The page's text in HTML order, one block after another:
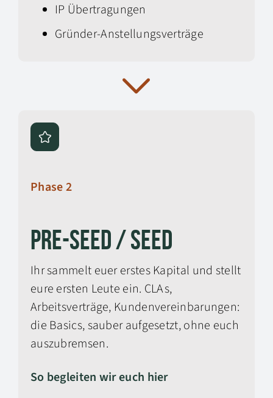
IP Übertragungen
Gründer-Anstellungsverträge
Phase 2
Pre-Seed / Seed
Ihr sammelt euer erstes Kapital und stellt
eure ersten Leute ein. CLAs,
Arbeitsverträge, Kundenvereinbarungen:
die Basics, sauber aufgesetzt, ohne euch
auszubremsen.
So begleiten wir euch hier